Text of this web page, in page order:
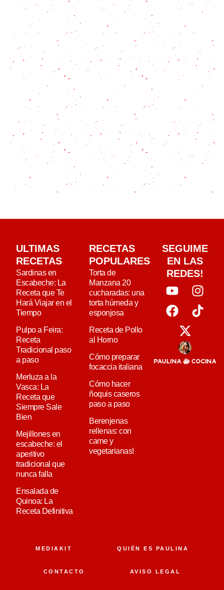
Gofres belgas caseros: receta única para un
desayuno o merienda
ULTIMAS
RECETAS
Sardinas en
Escabeche: La
Receta que Te
Hará Viajar en el
Tiempo
Pulpo a Feira:
Receta
Tradicional paso
a paso
Merluza a la
Vasca: La
Receta que
Siempre Sale
Bien
Mejillones en
escabeche: el
aperitivo
tradicional que
nunca falla
Ensalada de
Quinoa: La
Receta Definitiva
RECETAS
POPULARES
Torta de
Manzana 20
cucharadas: una
torta húmeda y
esponjosa
Receta de Pollo
al Horno
Cómo preparar
focaccia italiana
Cómo hacer
ñoquis caseros
paso a paso
Berenjenas
rellenas: con
carne y
vegetarianas!
SEGUIME
EN LAS
REDES!
MEDIAKIT QUIÉN ES PAULINA
CONTACTO AVISO LEGAL